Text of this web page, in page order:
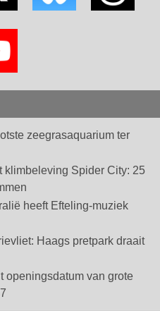
zeegrasaquarium ter
klimbeleving Spider City: 25
heeft Efteling-muziek
Haags pretpark draait
openingsdatum van grote